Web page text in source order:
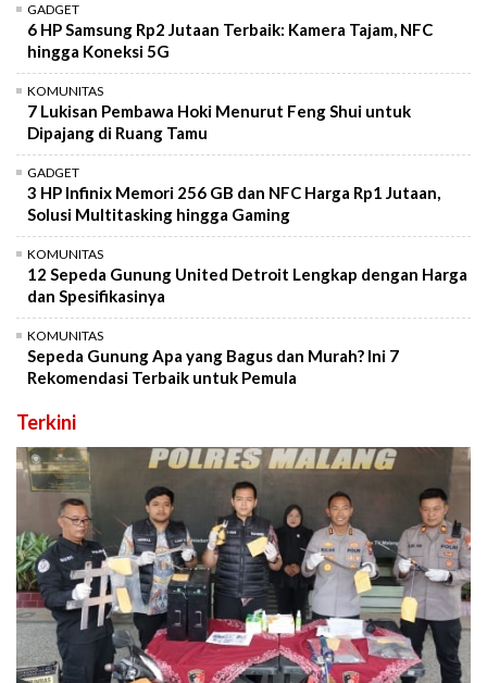
GADGET
6 HP Samsung Rp2 Jutaan Terbaik: Kamera Tajam, NFC
hingga Koneksi 5G
KOMUNITAS
7 Lukisan Pembawa Hoki Menurut Feng Shui untuk
Dipajang di Ruang Tamu
GADGET
3 HP Infinix Memori 256 GB dan NFC Harga Rp1 Jutaan,
Solusi Multitasking hingga Gaming
KOMUNITAS
12 Sepeda Gunung United Detroit Lengkap dengan Harga
dan Spesifikasinya
KOMUNITAS
Sepeda Gunung Apa yang Bagus dan Murah? Ini 7
Rekomendasi Terbaik untuk Pemula
Terkini